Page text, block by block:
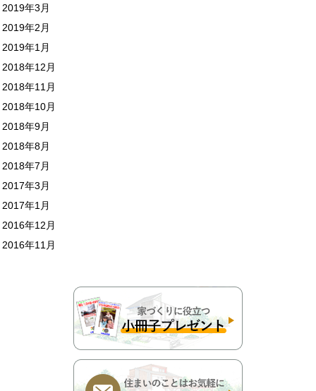
2019年3月
2019年2月
2019年1月
2018年12月
2018年11月
2018年10月
2018年9月
2018年8月
2018年7月
2017年3月
2017年1月
2016年12月
2016年11月